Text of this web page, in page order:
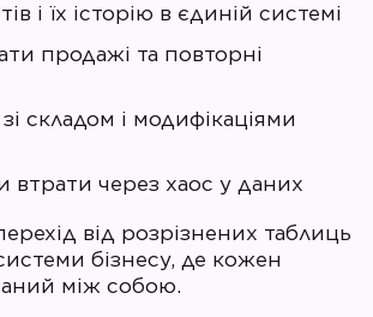
і їх історію в єдиній системі
продажі та повторні
складом і модифікаціями
втрати через хаос у даних
від розрізнених таблиць
бізнесу, де кожен
між собою.